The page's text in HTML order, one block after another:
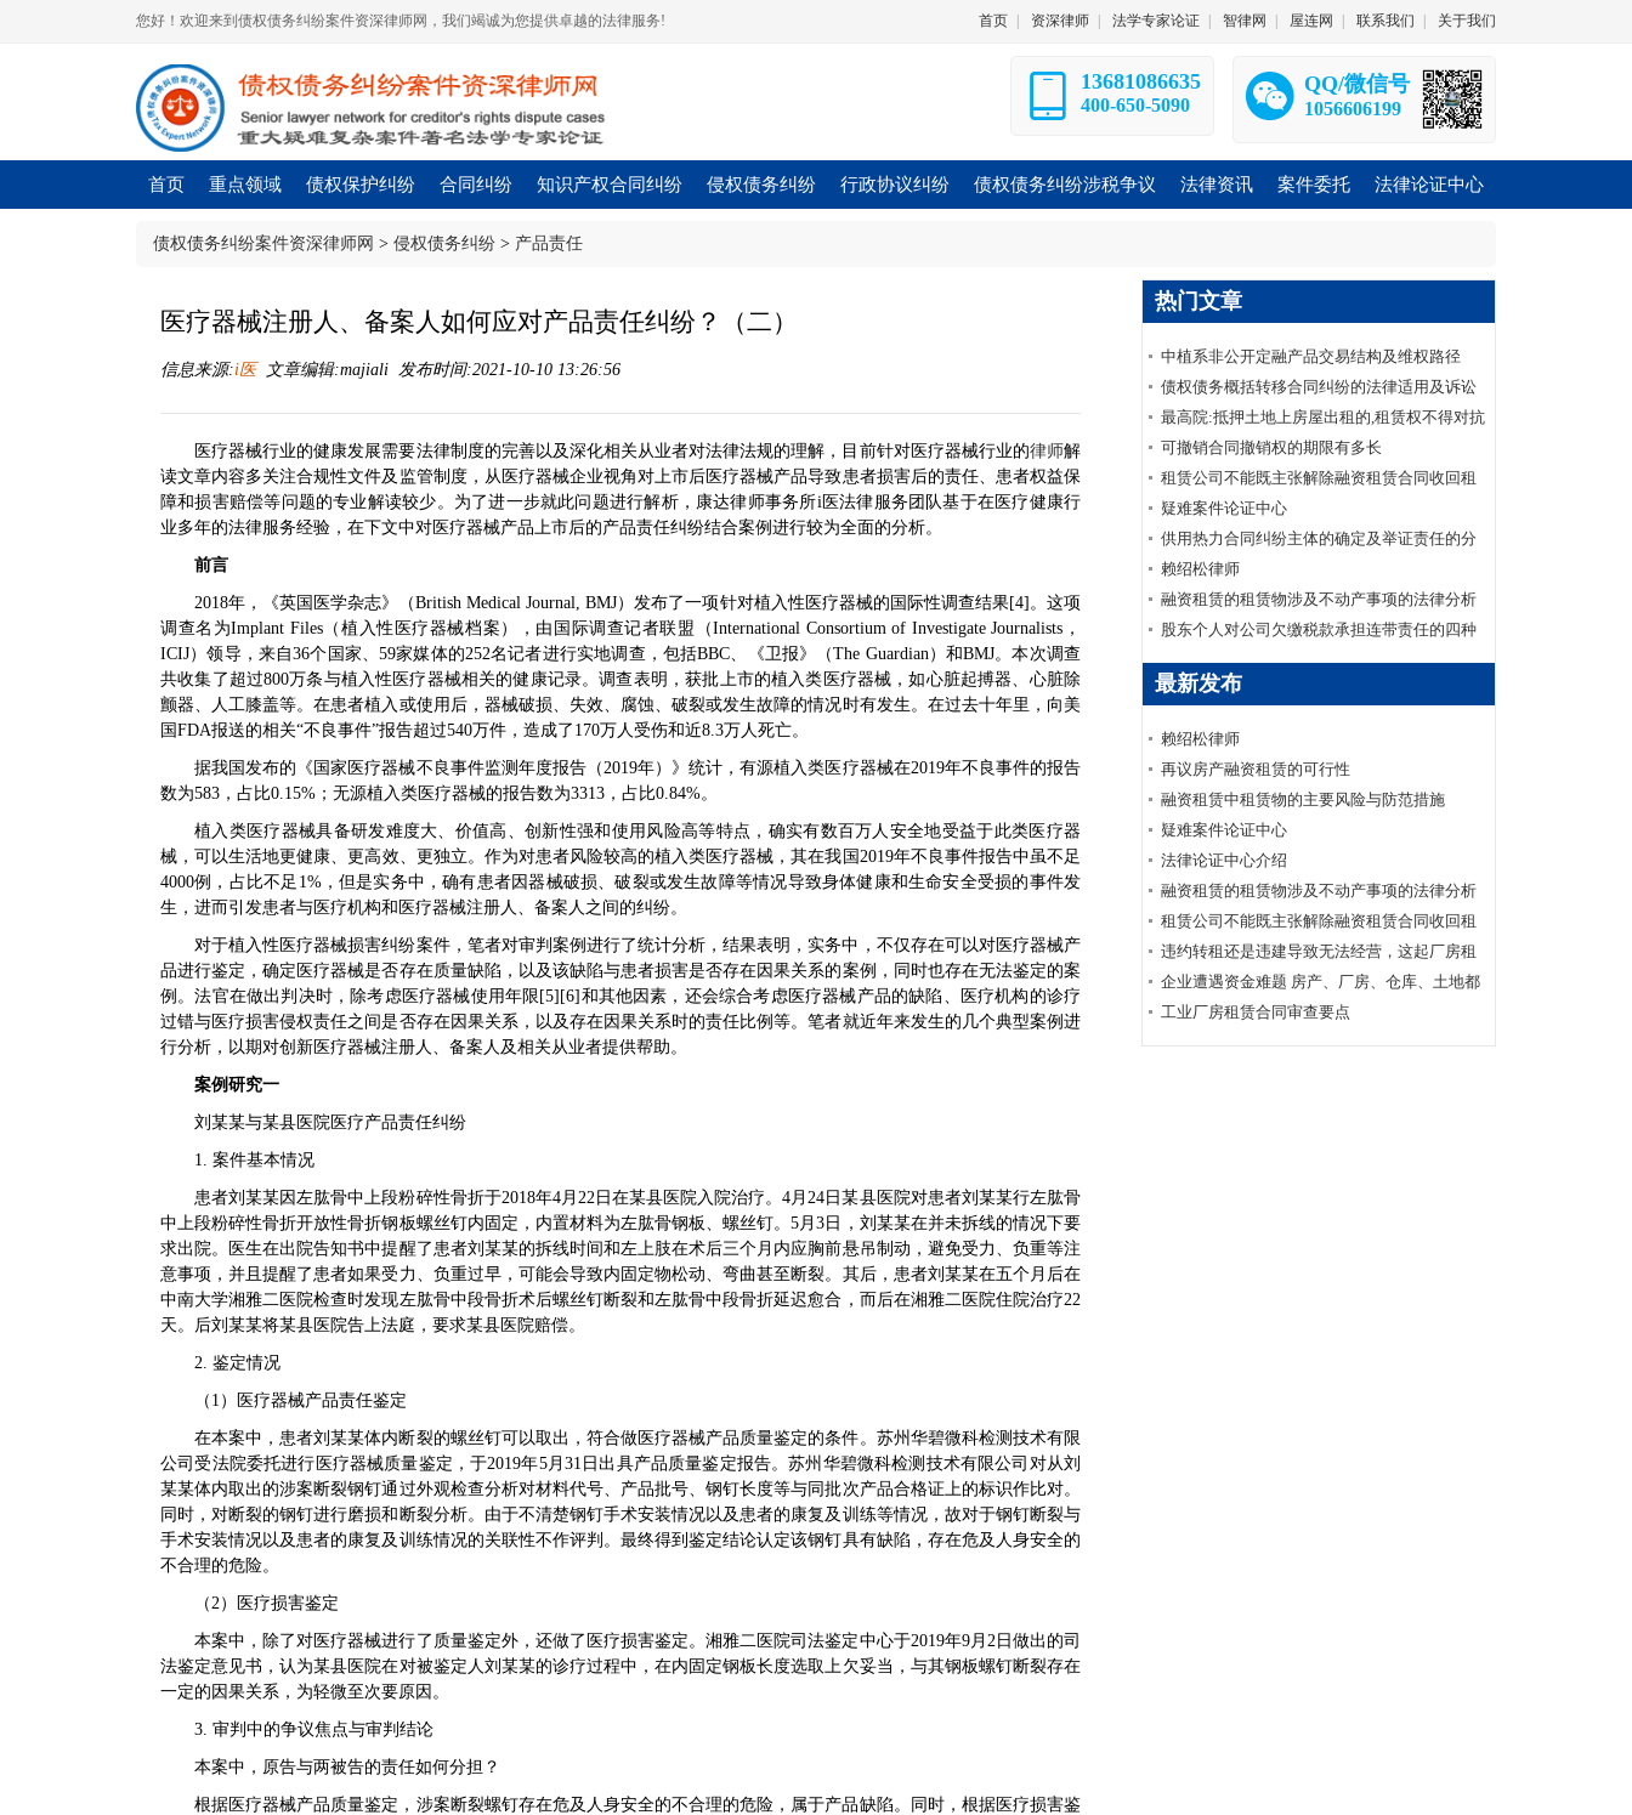
您好！欢迎来到债权债务纠纷案件资深律师网，我们竭诚为您提供卓越的法律服务! 首页 资深律师 法学专家论证 智律网 屋连网 联系我们 关于我们
13681086635
400-650-5090
QQ/微信号
1056606199
首页 重点领域 债权保护纠纷 合同纠纷 知识产权合同纠纷 侵权债务纠纷 行政协议纠纷 债权债务纠纷涉税争议 法律资讯 案件委托 法律论证中心
债权债务纠纷案件资深律师网 > 侵权债务纠纷 > 产品责任
医疗器械注册人、备案人如何应对产品责任纠纷？（二）
信息来源:i医 文章编辑:majiali 发布时间:2021-10-10 13:26:56
医疗器械行业的健康发展需要法律制度的完善以及深化相关从业者对法律法规的理解，目前针对医疗器械行业的律师解
读文章内容多关注合规性文件及监管制度，从医疗器械企业视角对上市后医疗器械产品导致患者损害后的责任、患者权益保
障和损害赔偿等问题的专业解读较少。为了进一步就此问题进行解析，康达律师事务所i医法律服务团队基于在医疗健康行
业多年的法律服务经验，在下文中对医疗器械产品上市后的产品责任纠纷结合案例进行较为全面的分析。
前言
2018年，《英国医学杂志》（British Medical Journal, BMJ）发布了一项针对植入性医疗器械的国际性调查结果[4]。这项
调查名为Implant Files（植入性医疗器械档案），由国际调查记者联盟（International Consortium of Investigate Journalists，
ICIJ）领导，来自36个国家、59家媒体的252名记者进行实地调查，包括BBC、《卫报》（The Guardian）和BMJ。本次调查
共收集了超过800万条与植入性医疗器械相关的健康记录。调查表明，获批上市的植入类医疗器械，如心脏起搏器、心脏除
颤器、人工膝盖等。在患者植入或使用后，器械破损、失效、腐蚀、破裂或发生故障的情况时有发生。在过去十年里，向美
国FDA报送的相关“不良事件”报告超过540万件，造成了170万人受伤和近8.3万人死亡。
据我国发布的《国家医疗器械不良事件监测年度报告（2019年）》统计，有源植入类医疗器械在2019年不良事件的报告
数为583，占比0.15%；无源植入类医疗器械的报告数为3313，占比0.84%。
植入类医疗器械具备研发难度大、价值高、创新性强和使用风险高等特点，确实有数百万人安全地受益于此类医疗器
械，可以生活地更健康、更高效、更独立。作为对患者风险较高的植入类医疗器械，其在我国2019年不良事件报告中虽不足
4000例，占比不足1%，但是实务中，确有患者因器械破损、破裂或发生故障等情况导致身体健康和生命安全受损的事件发
生，进而引发患者与医疗机构和医疗器械注册人、备案人之间的纠纷。
对于植入性医疗器械损害纠纷案件，笔者对审判案例进行了统计分析，结果表明，实务中，不仅存在可以对医疗器械产
品进行鉴定，确定医疗器械是否存在质量缺陷，以及该缺陷与患者损害是否存在因果关系的案例，同时也存在无法鉴定的案
例。法官在做出判决时，除考虑医疗器械使用年限[5][6]和其他因素，还会综合考虑医疗器械产品的缺陷、医疗机构的诊疗
过错与医疗损害侵权责任之间是否存在因果关系，以及存在因果关系时的责任比例等。笔者就近年来发生的几个典型案例进
行分析，以期对创新医疗器械注册人、备案人及相关从业者提供帮助。
案例研究一
刘某某与某县医院医疗产品责任纠纷
1. 案件基本情况
患者刘某某因左肱骨中上段粉碎性骨折于2018年4月22日在某县医院入院治疗。4月24日某县医院对患者刘某某行左肱骨
中上段粉碎性骨折开放性骨折钢板螺丝钉内固定，内置材料为左肱骨钢板、螺丝钉。5月3日，刘某某在并未拆线的情况下要
求出院。医生在出院告知书中提醒了患者刘某某的拆线时间和左上肢在术后三个月内应胸前悬吊制动，避免受力、负重等注
意事项，并且提醒了患者如果受力、负重过早，可能会导致内固定物松动、弯曲甚至断裂。其后，患者刘某某在五个月后在
中南大学湘雅二医院检查时发现左肱骨中段骨折术后螺丝钉断裂和左肱骨中段骨折延迟愈合，而后在湘雅二医院住院治疗22
天。后刘某某将某县医院告上法庭，要求某县医院赔偿。
2. 鉴定情况
（1）医疗器械产品责任鉴定
在本案中，患者刘某某体内断裂的螺丝钉可以取出，符合做医疗器械产品质量鉴定的条件。苏州华碧微科检测技术有限
公司受法院委托进行医疗器械质量鉴定，于2019年5月31日出具产品质量鉴定报告。苏州华碧微科检测技术有限公司对从刘
某某体内取出的涉案断裂钢钉通过外观检查分析对材料代号、产品批号、钢钉长度等与同批次产品合格证上的标识作比对。
同时，对断裂的钢钉进行磨损和断裂分析。由于不清楚钢钉手术安装情况以及患者的康复及训练等情况，故对于钢钉断裂与
手术安装情况以及患者的康复及训练情况的关联性不作评判。最终得到鉴定结论认定该钢钉具有缺陷，存在危及人身安全的
不合理的危险。
（2）医疗损害鉴定
本案中，除了对医疗器械进行了质量鉴定外，还做了医疗损害鉴定。湘雅二医院司法鉴定中心于2019年9月2日做出的司
法鉴定意见书，认为某县医院在对被鉴定人刘某某的诊疗过程中，在内固定钢板长度选取上欠妥当，与其钢板螺钉断裂存在
一定的因果关系，为轻微至次要原因。
3. 审判中的争议焦点与审判结论
本案中，原告与两被告的责任如何分担？
根据医疗器械产品质量鉴定，涉案断裂螺钉存在危及人身安全的不合理的危险，属于产品缺陷。同时，根据医疗损害鉴
热门文章
中植系非公开定融产品交易结构及维权路径
债权债务概括转移合同纠纷的法律适用及诉讼
要点——债权债务概括转移合同纠纷系列
最高院:抵押土地上房屋出租的,租赁权不得对抗
土地抵押权(附:先抵后租裁判规则)|法客帝国
可撤销合同撤销权的期限有多长
租赁公司不能既主张解除融资租赁合同收回租
赁物又要求承租人支付全部未付租金
疑难案件论证中心
供用热力合同纠纷主体的确定及举证责任的分
配
赖绍松律师
融资租赁的租赁物涉及不动产事项的法律分析
股东个人对公司欠缴税款承担连带责任的四种
情形
最新发布
赖绍松律师
再议房产融资租赁的可行性
融资租赁中租赁物的主要风险与防范措施
疑难案件论证中心
法律论证中心介绍
融资租赁的租赁物涉及不动产事项的法律分析
租赁公司不能既主张解除融资租赁合同收回租
赁物又要求承租人支付全部未付租金
违约转租还是违建导致无法经营，这起厂房租
赁合同纠纷应如何认定？
企业遭遇资金难题 房产、厂房、仓库、土地都
可以帮你抵押融资
工业厂房租赁合同审查要点